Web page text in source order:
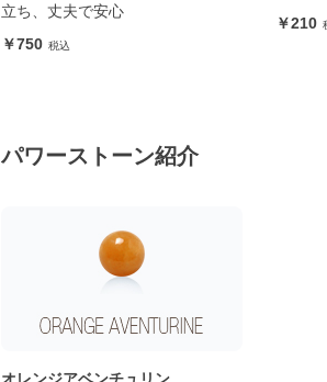
立ち、丈夫で安心
750
210
パワーストーン紹介
オレンジアベンチュリン